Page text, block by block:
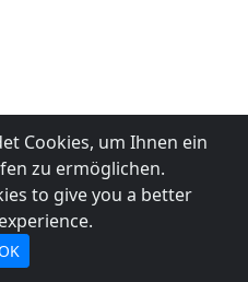
Cookies, um Ihnen ein
zu ermöglichen.
to give you a better